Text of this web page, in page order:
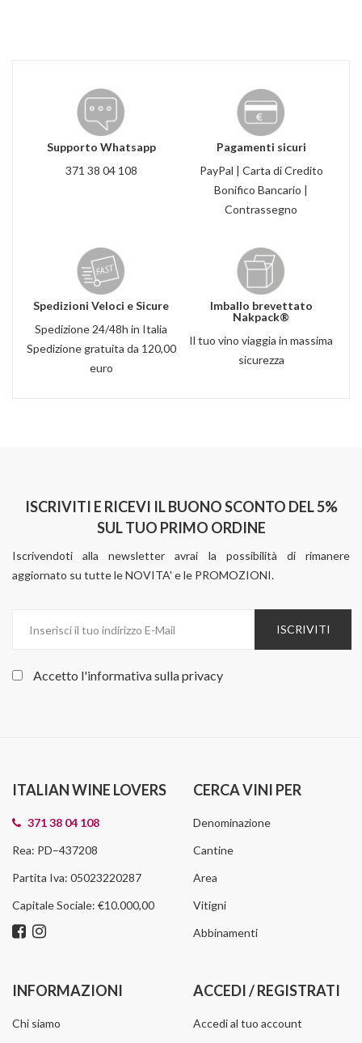
Supporto Whatsapp
371 38 04 108
Pagamenti sicuri
PayPal | Carta di Credito
Bonifico Bancario |
Contrassegno
Spedizioni Veloci e Sicure
Spedizione 24/48h in Italia
Spedizione gratuita da 120,00
euro
Imballo brevettato
Nakpack®
Il tuo vino viaggia in massima
sicurezza
ISCRIVITI E RICEVI IL BUONO SCONTO DEL 5%
SUL TUO PRIMO ORDINE
Iscrivendoti alla newsletter avrai la possibilità di rimanere
aggiornato su tutte le NOVITA' e le PROMOZIONI.
ISCRIVITI
Accetto l'informativa sullaprivacy
ITALIAN WINE LOVERS
371 38 04 108
Rea: PD–437208
Partita Iva: 05023220287
Capitale Sociale: €10.000,00
CERCA VINI PER
Denominazione
Cantine
Area
Vitigni
Abbinamenti
INFORMAZIONI
Chi siamo
ACCEDI / REGISTRATI
Accedi al tuo account